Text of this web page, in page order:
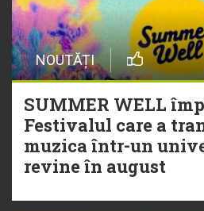
NOUTĂȚI
SUMMER WELL
Festivalul care a
muzica într-un
revine în august